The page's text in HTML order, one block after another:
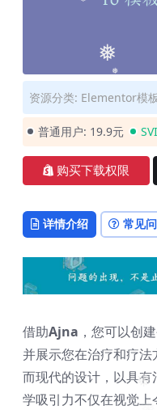
❅
❅
资源分类: Elementor模板
普通用户: 19.9元
购买下载权限
详情介绍 常见
借助Ajna ，您可以创
并展示您在治疗和疗
而现代的设计，以具
学吸引力不仅在视觉